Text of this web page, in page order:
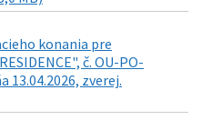
konania pre
č. OU-PO-
13.04.2026, zverej.